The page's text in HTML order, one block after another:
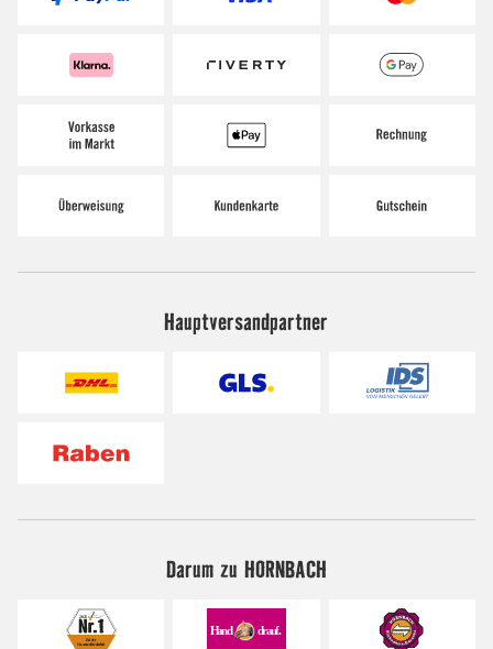
Hauptversandpartner
Darum zu HORNBACH